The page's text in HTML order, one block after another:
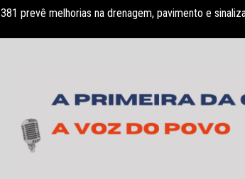
prevê melhorias na drenagem, pavimento e
e anúncio de auditoria no PSMI